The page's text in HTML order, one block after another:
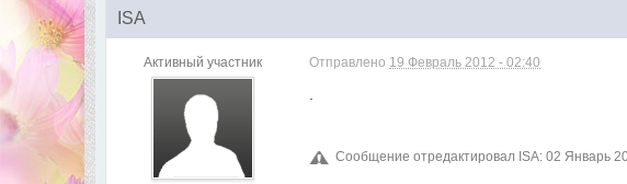
ISA
Активный участник Отправлено 19 Февраль 2012 - 02:40
Сообщение отредактировал ISA: 02 Январь